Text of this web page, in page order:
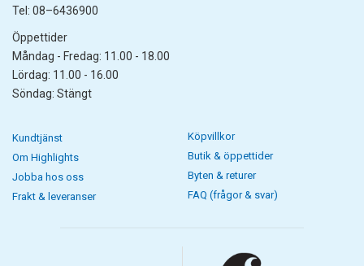
Tel: 08–6436900
Öppettider
Måndag - Fredag: 11.00 - 18.00
Lördag: 11.00 - 16.00
Söndag: Stängt
Kundtjänst
Om Highlights
Jobba hos oss
Frakt & leveranser
Köpvillkor
Butik & öppettider
Byten & returer
FAQ (frågor & svar)